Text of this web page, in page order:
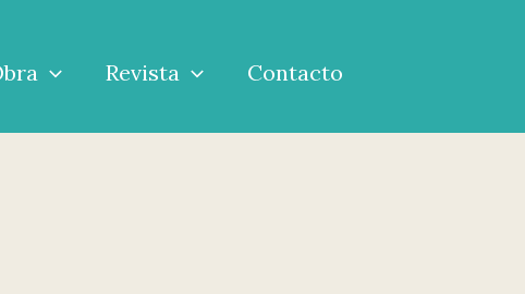
Revista Contacto